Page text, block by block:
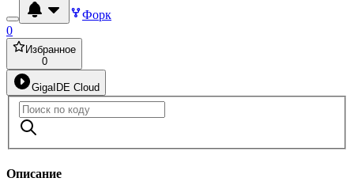
Форк
0
Избранное
0
GigaIDE Cloud
Описание